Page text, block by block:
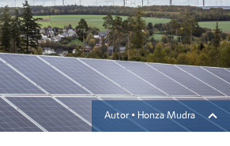
Autor ▪ Honza Mudra